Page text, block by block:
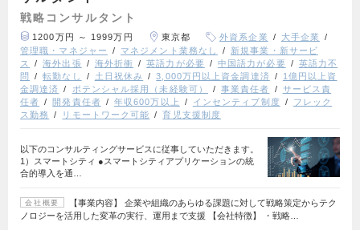
戦略コンサルタント
1200万円 ～ 1999万円 東京都 外資系企業
大手企業
管理職・マネジャー
マネジメント業務なし
新規事業・新サービ
ス
海外出張 海外折衝 英語力が必要 中国語力が必要
英語力不
問
転勤なし 土日祝休み 3,000万円以上資金調達済
1億円以上資
金調達済
ポテンシャル採用（未経験可） 事業責任者
サービス責
任者
開発責任者 年収600万以上 インセンティブ制度
フレック
ス勤務
リモートワーク可能 育児支援制度
以下のコンサルティングサービスに従事していただきます。
1）スマートシティ ●スマートシティアプリケーションの統
合的導入を通…
会社概要
【事業内容】 企業や組織のあらゆる課題に対して戦略策定からテク
ノロジーを活用した変革の実行、運用まで支援 【会社特徴】 ・戦略…